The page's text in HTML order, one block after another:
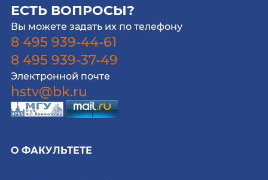
ЕСТЬ ВОПРОСЫ?
Вы можете задать их по телефону
8 495 939-44-61
8 495 939-37-49
Электронной почте
hstv@bk.ru
О ФАКУЛЬТЕТЕ